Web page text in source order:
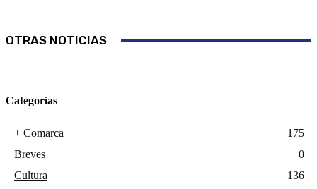
OTRAS NOTICIAS
Categorías
+ Comarca
175
Breves
0
Cultura
136